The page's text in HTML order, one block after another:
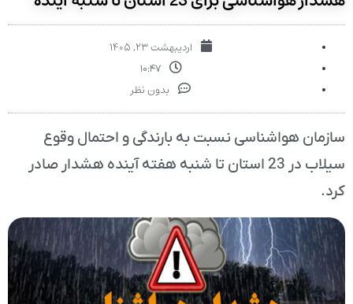
اردیبهشت ۲۳, ۱۴۰۵
۱۰:۴۷
بدون نظر
سازمان هواشناسی نسبت به بارندگی و احتمال وقوع
سیلاب در 23 استان تا شنبه هفته آینده هشدار صادر
کرد.